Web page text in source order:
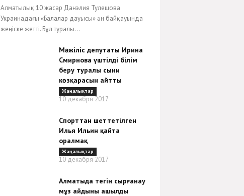
Алматылық 10 жасар Данэлия Тулешова
Украинадағы «Балалар дауысы» ән байқауында
жеңіске жетті. Бұл туралы...
Мәжіліс депутаты Ирина
Смирнова үштілді білім
беру туралы сыни
көзқарасын айтты
Жаңалықтар
10 декабря 2017
Спорттан шеттетілген
Илья Ильин қайта
оралмақ
Жаңалықтар
10 декабря 2017
Алматыда тегін сырғанау
мұз айдыны ашылды